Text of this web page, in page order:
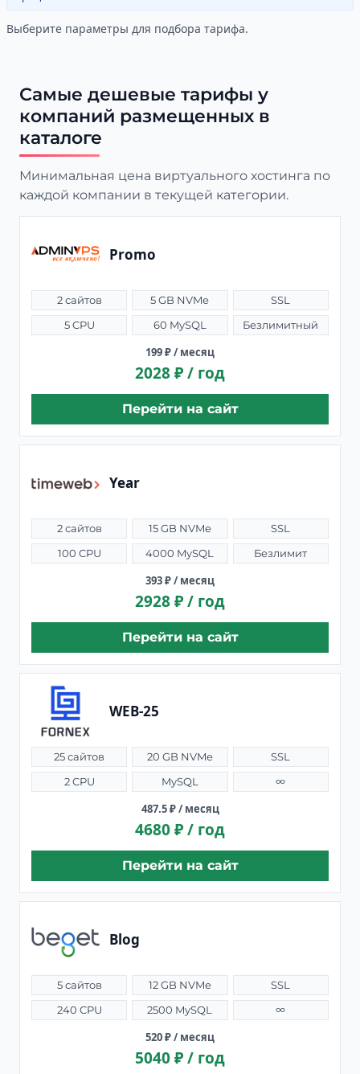
Выберите параметры для подбора тарифа.
Самые дешевые тарифы у
компаний размещенных в
каталоге
Минимальная цена виртуального хостинга по
каждой компании в текущей категории.
Promo
2 сайтов 5 GB NVMe
SSL
5 CPU
60 MySQL Безлимитный
199 ₽ / месяц
2028 ₽ / год
Перейти на сайт
Year
2 сайтов 15 GB NVMe
SSL
100 CPU
4000 MySQL Безлимит
393 ₽ / месяц
2928 ₽ / год
Перейти на сайт
WEB-25
25 сайтов 20 GB NVMe
SSL
2 CPU
MySQL ∞
487.5 ₽ / месяц
4680 ₽ / год
Перейти на сайт
Blog
5 сайтов 12 GB NVMe
SSL
240 CPU
2500 MySQL ∞
520 ₽ / месяц
5040 ₽ / год